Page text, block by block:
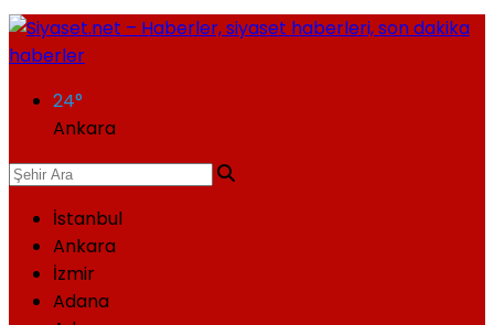
24°
Ankara
İstanbul
Ankara
İzmir
Adana